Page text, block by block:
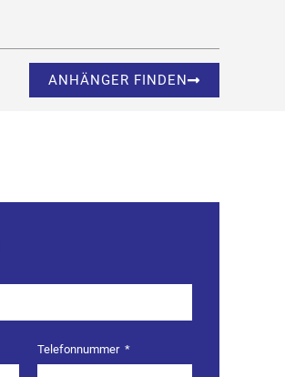
ANHÄNGER FINDEN
Telefonnummer